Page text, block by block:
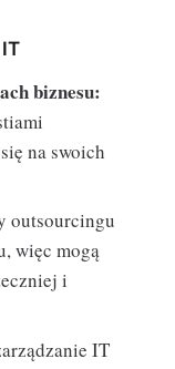
biznesu:
na swoich
outsourcingu
więc mogą
i
IT